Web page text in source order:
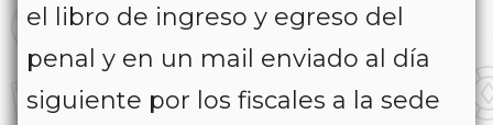
el libro de ingreso y egreso del
penal y en un mail enviado al día
siguiente por los fiscales a la sede